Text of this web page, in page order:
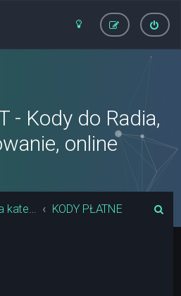
- Kody do Radia,
online
Główna kategoria forum KODY PŁATNE